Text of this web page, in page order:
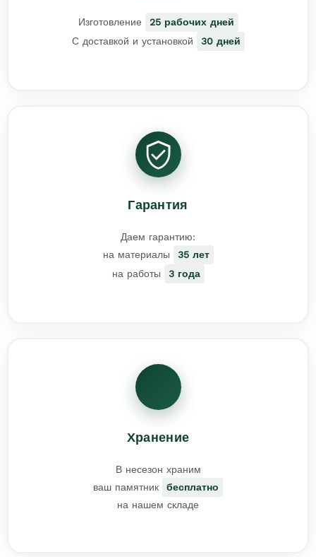
Изготовление
25 рабочих дней
С доставкой и установкой
30 дней
Гарантия
Даем гарантию:
на материалы
35 лет
на работы
3 года
Хранение
В несезон храним
ваш памятник
бесплатно
на нашем складе